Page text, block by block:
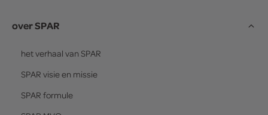
over SPAR
het verhaal van SPAR
SPAR visie en missie
SPAR formule